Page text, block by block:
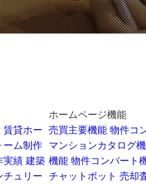
賃貸ホー
ーム制作
実績 建築
チュリー
ホームページ機能
売買主要機能 物件コ
マンションカタログ
機能 物件コンバート
チャットボット 売却